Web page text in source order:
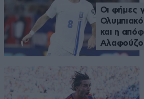
Οι φήμες
και η